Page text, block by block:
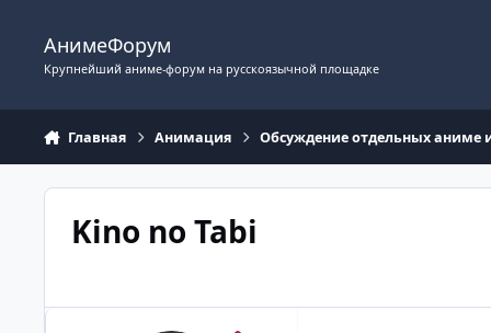
АнимеФорум
Крупнейший аниме-форум на русскоязычной площадке
Главная Анимация Обсуждение отдельных аниме
Kino no Tabi